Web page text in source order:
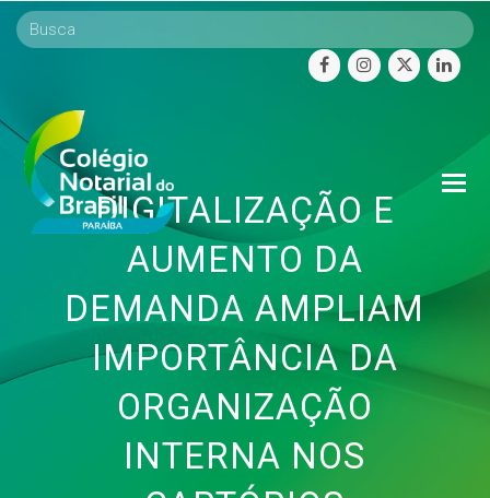
facebookinstagram
twitter
DIGITALIZAÇÃO E
AUMENTO DA
DEMANDA AMPLIAM
IMPORTÂNCIA DA
ORGANIZAÇÃO
INTERNA NOS